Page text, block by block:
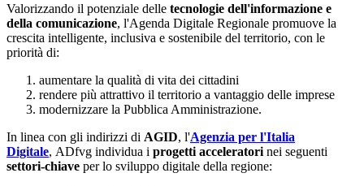
Valorizzando il potenziale delle tecnologie dell'informazione e
della comunicazione, l'Agenda Digitale Regionale promuove la
crescita intelligente, inclusiva e sostenibile del territorio, con le
priorità di:
aumentare la qualità di vita dei cittadini
rendere più attrattivo il territorio a vantaggio delle imprese
modernizzare la Pubblica Amministrazione.
In linea con gli indirizzi di AGID, l'Agenzia per l'Italia
Digitale, ADfvg individua i progetti acceleratori nei seguenti
settori-chiave per lo sviluppo digitale della regione: